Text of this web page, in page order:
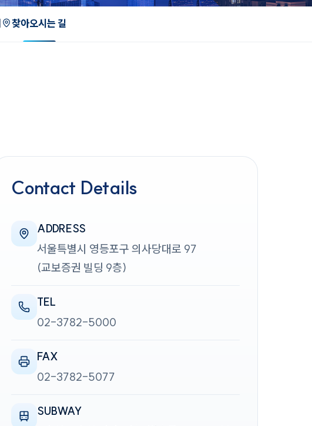
찾아오시는 길
Contact Details
ADDRESS
서울특별시 영등포구 의사당대로 97
(교보증권 빌딩 9층)
TEL
02-3782-5000
FAX
02-3782-5077
SUBWAY